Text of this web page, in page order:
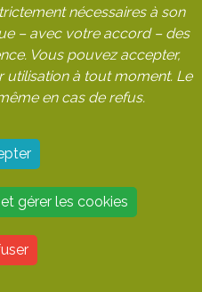
nécessaires à son
– avec votre accord – des
Vous pouvez accepter,
à tout moment. Le
en cas de refus.
gérer les cookies